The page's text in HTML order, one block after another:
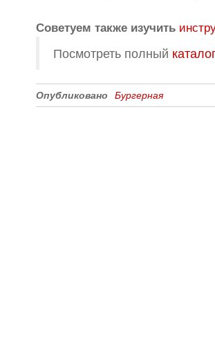
Советуем также изучить
Посмотреть полный
Опубликовано Бургерная